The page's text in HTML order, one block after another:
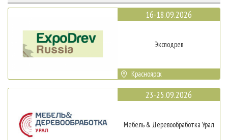
16-18.09.2026
Эксподрев
Красноярск
23-25.09.2026
Мебель & Деревообработка Урал